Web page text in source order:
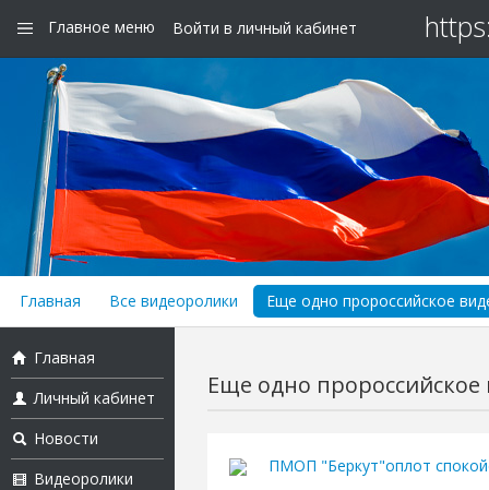
Главное меню Войти в личный кабинет
Главная Все видеоролики Еще одно пророссийское
Главная
Личный кабинет
Новости
Видеоролики
Еще одно пророссийское
ПМОП "Беркут"оплот